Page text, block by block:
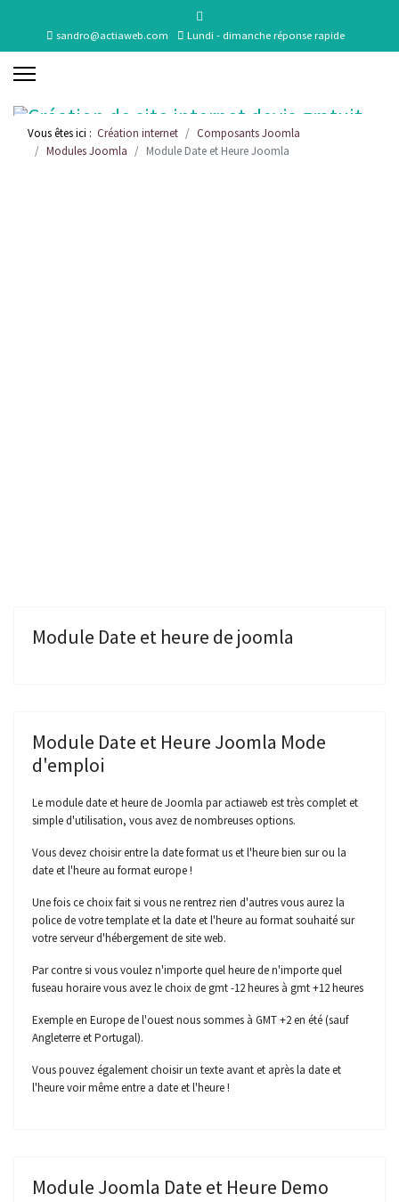
sandro@actiaweb.com Lundi - dimanche réponse rapide
Vous êtes ici : Création internet
Composants Joomla
Modules Joomla
Module Date et Heure Joomla
Module Date et heure de joomla
Module Date et Heure Joomla Mode
d'emploi
Le module date et heure de Joomla par actiaweb est très complet et
simple d'utilisation, vous avez de nombreuses options.
Vous devez choisir entre la date format us et l'heure bien sur ou la
date et l'heure au format europe !
Une fois ce choix fait si vous ne rentrez rien d'autres vous aurez la
police de votre template et la date et l'heure au format souhaité sur
votre serveur d'hébergement de site web.
Par contre si vous voulez n'importe quel heure de n'importe quel
fuseau horaire vous avez le choix de gmt -12 heures à gmt +12 heures
Exemple en Europe de l'ouest nous sommes à GMT +2 en été (sauf
Angleterre et Portugal).
Vous pouvez également choisir un texte avant et après la date et
l'heure voir même entre a date et l'heure !
Module Joomla Date et Heure Demo